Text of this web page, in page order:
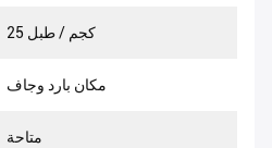
25 كجم / طبل
مكان بارد وجاف
متاحة